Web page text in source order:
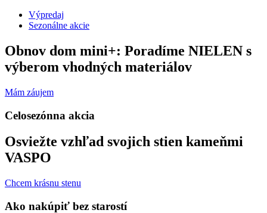
Výpredaj
Sezonálne akcie
Obnov dom mini+: Poradíme NIELEN s
výberom vhodných materiálov
Mám záujem
Celosezónna akcia
Osviežte vzhľad svojich stien kameňmi
VASPO
Chcem krásnu stenu
Ako nakúpiť bez starostí